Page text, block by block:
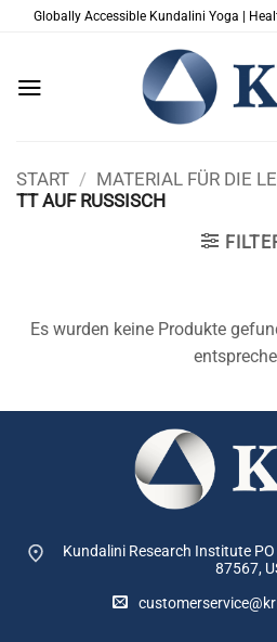
ZumGlobally Accessible Kundalini Yoga |
START / MATERIAL FÜR DIE
TT AUF RUSSISCH
Es wurden keine Produkte
Kundalini Research Institute
87567,